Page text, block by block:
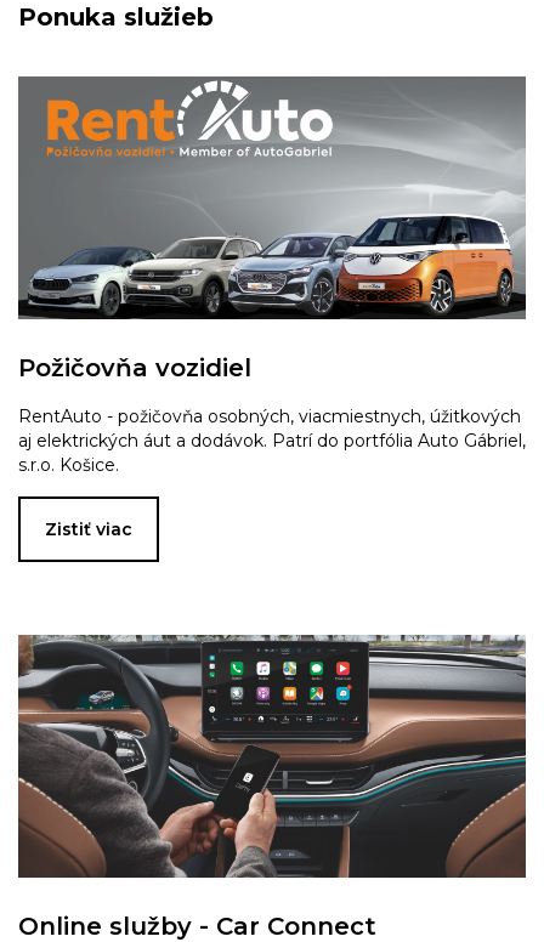
Ponuka služieb
Požičovňa vozidiel
RentAuto - požičovňa osobných, viacmiestnych, úžitkových
aj elektrických áut a dodávok. Patrí do portfólia Auto Gábriel,
s.r.o. Košice.
Zistiť viac
Online služby - Car Connect